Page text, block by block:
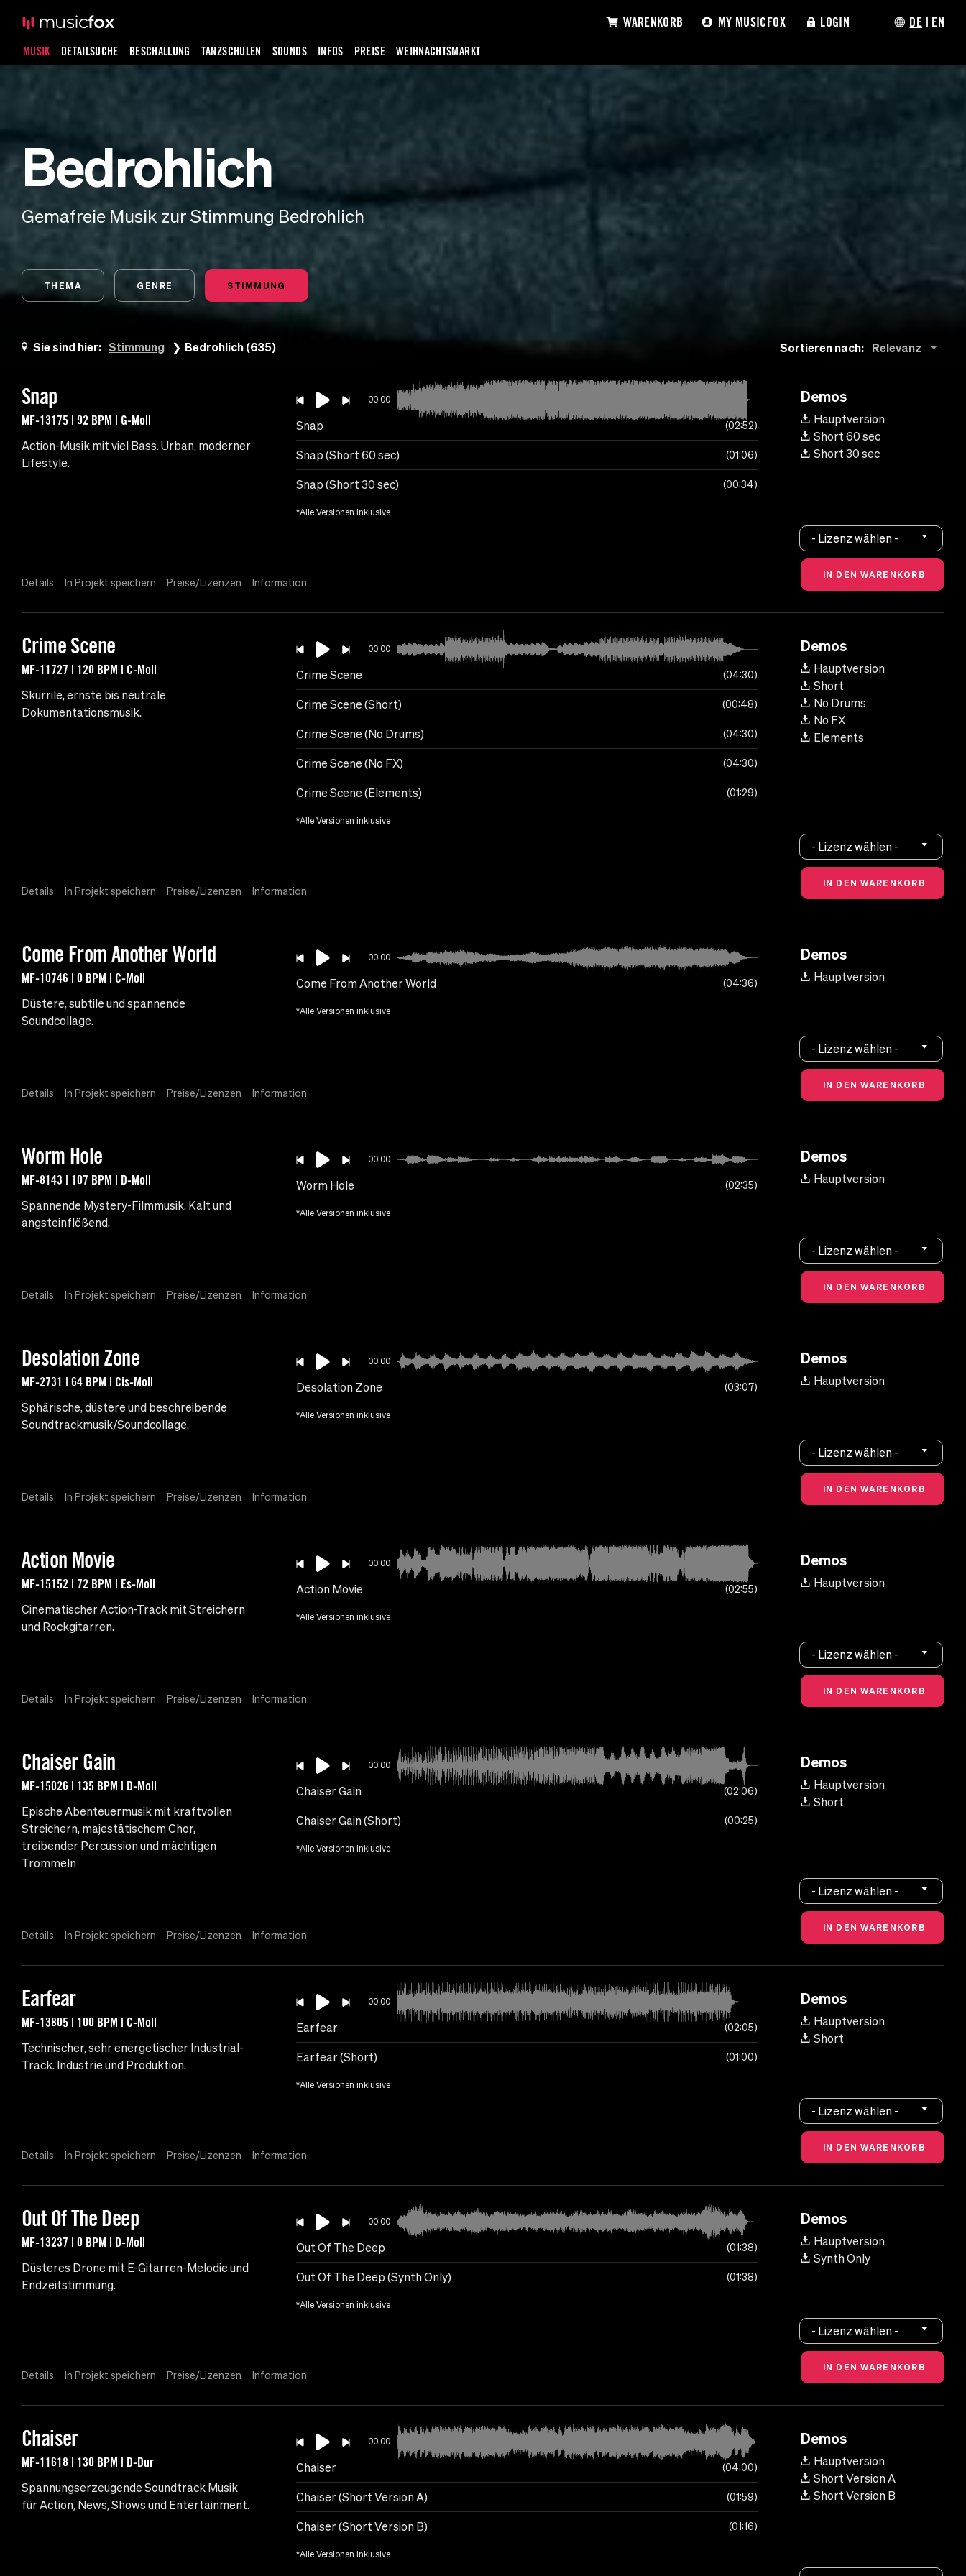
MUSIK DETAILSUCHE BESCHALLUNG TANZSCHULEN SOUNDS INFOS PREISE WEIHNACHTSMARKT
WARENKORB MY MUSICFOX LOGIN DE | EN
Bedrohlich
Gemafreie Musik zur Stimmung Bedrohlich
THEMA GENRE STIMMUNG
Sie sind hier: Stimmung Bedrohlich (635) Sortieren nach: Relevanz
Snap
MF-13175 | 92 BPM | G-Moll
Action-Musik mit viel Bass. Urban, moderner
Lifestyle.
00:00
Snap 02:52
Snap (Short 60 sec) 01:06
Snap (Short 30 sec) 00:34
*Alle Versionen inklusive
Demos
Hauptversion
Short 60 sec
Short 30 sec
Details In Projekt speichern Preise/Lizenzen Information
- Lizenz wählen -
Crime Scene
MF-11727 | 120 BPM | C-Moll
Skurrile, ernste bis neutrale
Dokumentationsmusik.
00:00
Crime Scene 04:30
Crime Scene (Short) 00:48
Crime Scene (No Drums) 04:30
Crime Scene (No FX) 04:30
Crime Scene (Elements) 01:29
*Alle Versionen inklusive
Demos
Hauptversion
Short
No Drums
No FX
Elements
Details In Projekt speichern Preise/Lizenzen Information
- Lizenz wählen -
Come From Another World
MF-10746 | 0 BPM | C-Moll
Düstere, subtile und spannende
Soundcollage.
00:00
Come From Another World 04:36
*Alle Versionen inklusive
Demos
Hauptversion
Details In Projekt speichern Preise/Lizenzen Information
- Lizenz wählen -
Worm Hole
MF-8143 | 107 BPM | D-Moll
Spannende Mystery-Filmmusik. Kalt und
angsteinflößend.
00:00
Worm Hole 02:35
*Alle Versionen inklusive
Demos
Hauptversion
Details In Projekt speichern Preise/Lizenzen Information
- Lizenz wählen -
Desolation Zone
MF-2731 | 64 BPM | Cis-Moll
Sphärische, düstere und beschreibende
Soundtrackmusik/Soundcollage.
00:00
Desolation Zone 03:07
*Alle Versionen inklusive
Demos
Hauptversion
Details In Projekt speichern Preise/Lizenzen Information
- Lizenz wählen -
Action Movie
MF-15152 | 72 BPM | Es-Moll
Cinematischer Action-Track mit Streichern
und Rockgitarren.
00:00
Action Movie 02:55
*Alle Versionen inklusive
Demos
Hauptversion
Details In Projekt speichern Preise/Lizenzen Information
- Lizenz wählen -
Chaiser Gain
MF-15026 | 135 BPM | D-Moll
Epische Abenteuermusik mit kraftvollen
Streichern, majestätischem Chor,
treibender Percussion und mächtigen
Trommeln
00:00
Chaiser Gain 02:06
Chaiser Gain (Short) 00:25
*Alle Versionen inklusive
Demos
Hauptversion
Short
Details In Projekt speichern Preise/Lizenzen Information
- Lizenz wählen -
Earfear
MF-13805 | 100 BPM | C-Moll
Technischer, sehr energetischer Industrial-
Track. Industrie und Produktion.
00:00
Earfear 02:05
Earfear (Short) 01:00
*Alle Versionen inklusive
Demos
Hauptversion
Short
Details In Projekt speichern Preise/Lizenzen Information
- Lizenz wählen -
Out Of The Deep
MF-13237 | 0 BPM | D-Moll
Düsteres Drone mit E-Gitarren-Melodie und
Endzeitstimmung.
00:00
Out Of The Deep 01:38
Out Of The Deep (Synth Only) 01:38
*Alle Versionen inklusive
Demos
Hauptversion
Synth Only
Details In Projekt speichern Preise/Lizenzen Information
- Lizenz wählen -
Chaiser
MF-11618 | 130 BPM | D-Dur
Spannungserzeugende Soundtrack Musik
für Action, News, Shows und Entertainment.
00:00
Chaiser 04:00
Chaiser (Short Version A) 01:59
Chaiser (Short Version B) 01:16
*Alle Versionen inklusive
Demos
Hauptversion
Short Version A
Short Version B